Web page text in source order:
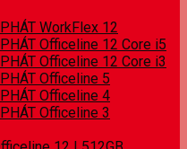
WorkFlex 12
Officeline 12 Core i5
Officeline 12 Core i3
Officeline 5
Officeline 4
Officeline 3